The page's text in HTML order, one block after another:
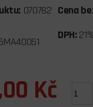
070782 Cena
DPH:
Kč